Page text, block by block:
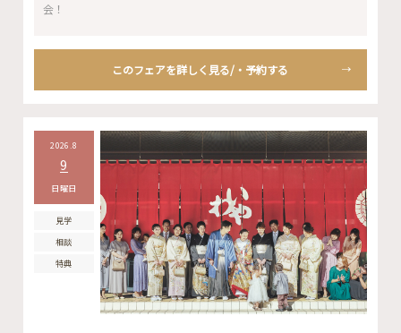
会！
このフェアを詳しく見る/・予約する
2026.8
9
日曜日
見学
相談
特典